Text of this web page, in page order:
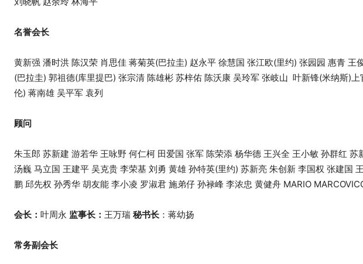
名誉会长
黄新强 潘时洪 陈汉荣 肖思佳 蒋菊英(巴拉圭) 赵永平 徐慧国 张江欧(里约) 张园园 惠青
(巴拉圭) 郭祖德(库里提巴) 张宗清 陈雄彬 苏梓佑 陈沃康 吴玲军 张岐山 叶新锋(米纳斯)
伦) 蒋南雄 吴平军 袁列
顾问
朱玉郎 苏新建 游若华 王咏野 何仁柯 田爱国 张军 陈荣添 杨华德 王兴全 王小敏 孙群红
汤巍 马立国 王建平 吴克贵 李荣基 刘勇 黄雄 孙特英(里约) 苏新亮 朱创新 李国权 张建国
鹏 邱先权 孙秀华 胡友能 李小凌 罗淑君 施弟仔 孙禄峰 李浓忠 黄健舟 MARIO
会长： 叶周永 监事长： 王万瑞 秘书长 ：蒋幼扬
常务副会长